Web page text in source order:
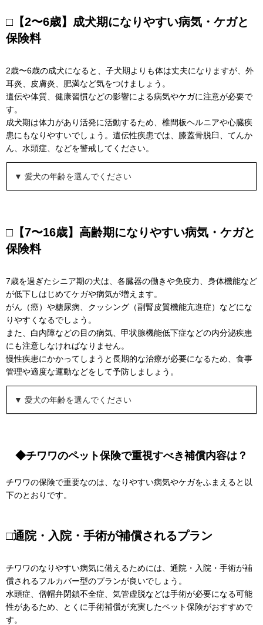
□【2〜6歳】成犬期になりやすい病気・ケガと
保険料
2歳〜6歳の成犬になると、子犬期よりも体は丈夫になりますが、外
耳炎、皮膚炎、肥満など気をつけましょう。
遺伝や体質、健康習慣などの影響による病気やケガに注意が必要で
す。
成犬期は体力があり活発に活動するため、椎間板ヘルニアや心臓疾
患にもなりやすいでしょう。遺伝性疾患では、膝蓋骨脱臼、てんか
ん、水頭症、などを警戒してください。
▼ 愛犬の年齢を選んでください
□【7〜16歳】高齢期になりやすい病気・ケガと
保険料
7歳を過ぎたシニア期の犬は、各臓器の働きや免疫力、身体機能など
が低下しはじめてケガや病気が増えます。
がん（癌）や糖尿病、クッシング（副腎皮質機能亢進症）などにな
りやすくなるでしょう。
また、白内障などの目の病気、甲状腺機能低下症などの内分泌疾患
にも注意しなければなりません。
慢性疾患にかかってしまうと長期的な治療が必要になるため、食事
管理や適度な運動などをして予防しましょう。
▼ 愛犬の年齢を選んでください
◆チワワのペット保険で重視すべき補償内容は？
チワワの保険で重要なのは、なりやすい病気やケガをふまえると以
下のとおりです。
□通院・入院・手術が補償されるプラン
チワワのなりやすい病気に備えるためには、通院・入院・手術が補
償されるフルカバー型のプランが良いでしょう。
水頭症、僧帽弁閉鎖不全症、気管虚脱などは手術が必要になる可能
性があるため、とくに手術補償が充実したペット保険がおすすめで
す。